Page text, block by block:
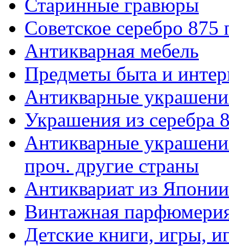
Старинные гравюры
Советское серебро
Антикварная мебель
Предметы быта и
Антикварные
Украшения из серебра
Антикварные
проч. другие страны
Антиквариат из
Винтажная
Детские книги, игры,